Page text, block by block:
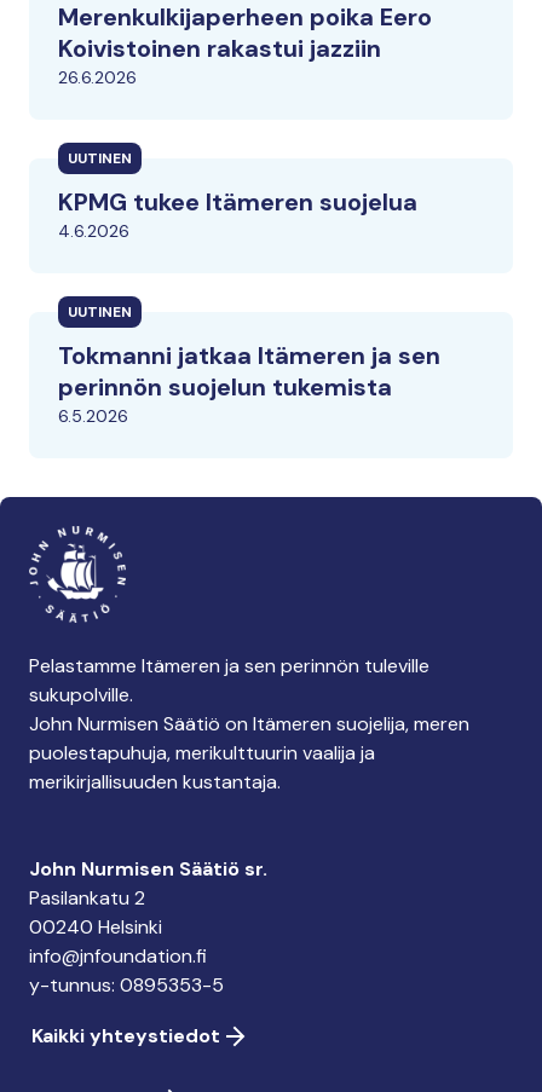
Merenkulkijaperheen poika Eero
Koivistoinen rakastui jazziin
26.6.2026
UUTINEN
KPMG tukee Itämeren suojelua
4.6.2026
UUTINEN
Tokmanni jatkaa Itämeren ja sen
perinnön suojelun tukemista
6.5.2026
Pelastamme Itämeren ja sen perinnön tuleville
sukupolville.
John Nurmisen Säätiö on Itämeren suojelija, meren
puolestapuhuja, merikulttuurin vaalija ja
merikirjallisuuden kustantaja.
John Nurmisen Säätiö sr.
Pasilankatu 2
00240 Helsinki
info@jnfoundation.fi
y-tunnus: 0895353-5
Kaikki yhteystiedot